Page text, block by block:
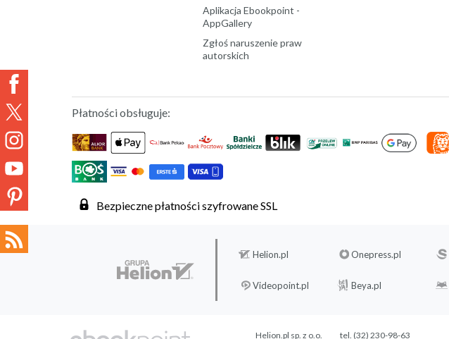
Aplikacja Ebookpoint -
AppGallery
Zgłoś naruszenie praw
autorskich
Płatności obsługuje:
Bezpieczne płatności szyfrowane SSL
Helion.pl Onepress.pl
Videopoint.pl Beya.pl
Helion.pl sp. z o.o. tel. (32) 230-98-63